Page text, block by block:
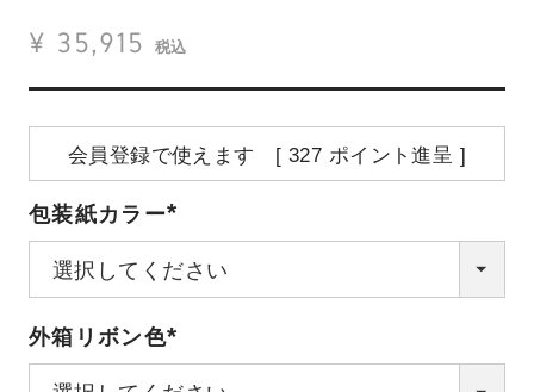
¥ 35,915 税込
会員登録で使えます [ 327 ポイント進呈 ]
包装紙カラー
(必
須)
外箱リボン色
(必